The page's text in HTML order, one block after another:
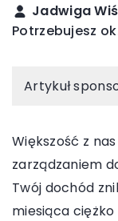
Jadwiga
Potrzebujesz
Artykuł
Większość z
zarządzaniem
Twój dochód
miesiąca